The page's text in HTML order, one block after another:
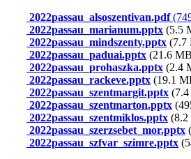
2022passau_alsoszentivan.pdf
2022passau_marianum.pptx (5.5
2022passau_mindszenty.pptx (7.7
2022passau_paduai.pptx (21.6
2022passau_prohaszka.pptx (2.4
2022passau_rackeve.pptx (19.1
2022passau_szentmargit.pptx
2022passau_szentmarton.pptx
2022passau_szentmiklos.pptx
2022passau_szerzsebet_mor.pptx
2022passau_szfvar_szimre.pptx